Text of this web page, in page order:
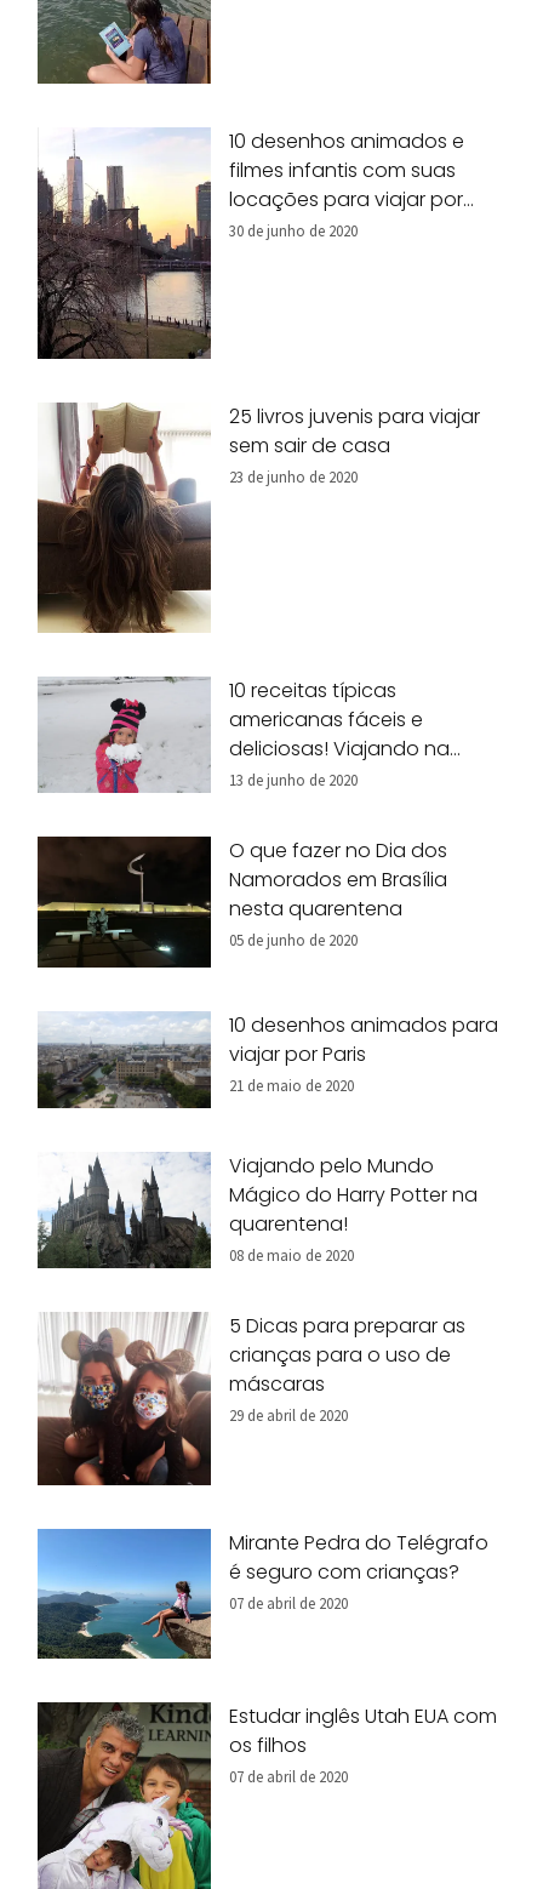
10 desenhos animados e
filmes infantis com suas
locações para viajar por
Nova York!
30 de junho de 2020
25 livros juvenis para viajar
sem sair de casa
23 de junho de 2020
10 receitas típicas
americanas fáceis e
deliciosas! Viajando na
nossa cozinha!
13 de junho de 2020
O que fazer no Dia dos
Namorados em Brasília
nesta quarentena
05 de junho de 2020
10 desenhos animados para
viajar por Paris
21 de maio de 2020
Viajando pelo Mundo
Mágico do Harry Potter na
quarentena!
08 de maio de 2020
5 Dicas para preparar as
crianças para o uso de
máscaras
29 de abril de 2020
Mirante Pedra do Telégrafo
é seguro com crianças?
07 de abril de 2020
Estudar inglês Utah EUA com
os filhos
07 de abril de 2020